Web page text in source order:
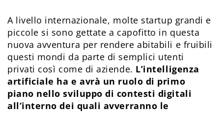
A livello internazionale, molte startup grandi e
piccole si sono gettate a capofitto in questa
nuova avventura per rendere abitabili e fruibili
questi mondi da parte di semplici utenti
privati così come di aziende. L’intelligenza
artificiale ha e avrà un ruolo di primo
piano nello sviluppo di contesti digitali
all’interno dei quali avverranno le